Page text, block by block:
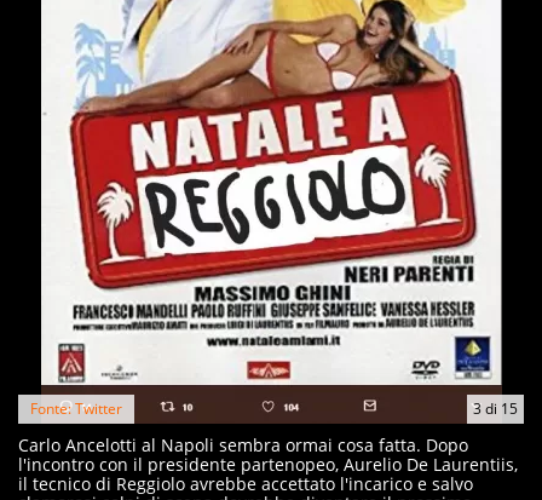
3di 15
Fonte: Twitter
Carlo Ancelotti al Napoli sembra ormai cosa fatta. Dopo
l'incontro con il presidente partenopeo, Aurelio De Laurentiis,
il tecnico di Reggiolo avrebbe accettato l'incarico e salvo